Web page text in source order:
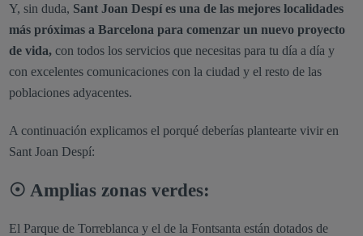
Y, sin duda, Sant Joan Despí es una de las mejores localidades
más próximas a Barcelona para comenzar un nuevo proyecto
de vida, con todos los servicios que necesitas para tu día a día y
con excelentes comunicaciones con la ciudad y el resto de las
poblaciones adyacentes.
A continuación explicamos el porqué deberías plantearte vivir en
Sant Joan Despí:
☉ Amplias zonas verdes:
El Parque de Torreblanca y el de la Fontsanta están dotados de